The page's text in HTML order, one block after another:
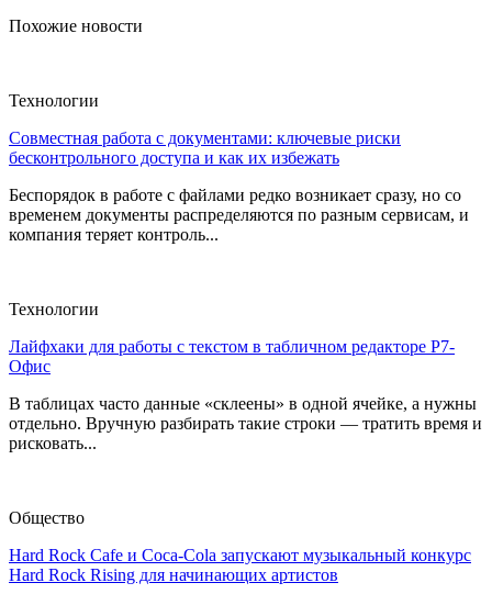
Похожие новости
Технологии
Совместная работа с документами: ключевые риски
бесконтрольного доступа и как их избежать
Беспорядок в работе с файлами редко возникает сразу, но со
временем документы распределяются по разным сервисам, и
компания теряет контроль...
Технологии
Лайфхаки для работы с текстом в табличном редакторе Р7-
Офис
В таблицах часто данные «склеены» в одной ячейке, а нужны
отдельно. Вручную разбирать такие строки — тратить время и
рисковать...
Общество
Hard Rock Cafe и Coca-Cola запускают музыкальный конкурс
Hard Rock Rising для начинающих артистов